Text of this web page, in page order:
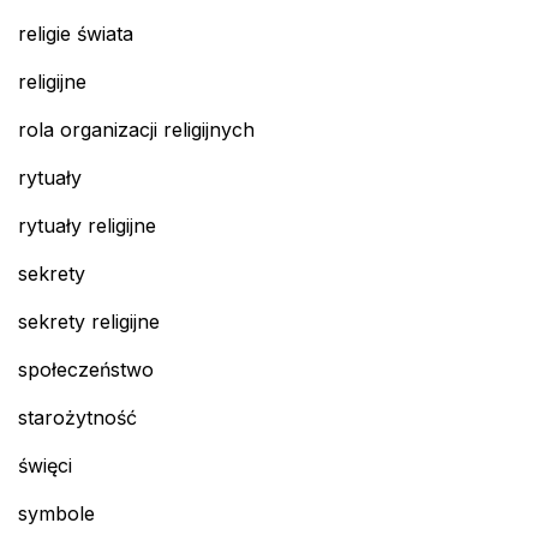
religie świata
religijne
rola organizacji religijnych
rytuały
rytuały religijne
sekrety
sekrety religijne
społeczeństwo
starożytność
święci
symbole